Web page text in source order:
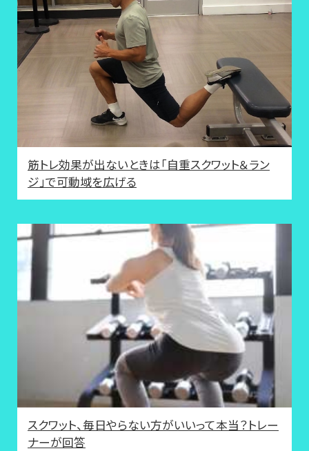
筋トレ効果が出ないときは「自重スクワット＆ラン
ジ」で可動域を広げる
スクワット、毎日やらない方がいいって本当？トレー
ナーが回答